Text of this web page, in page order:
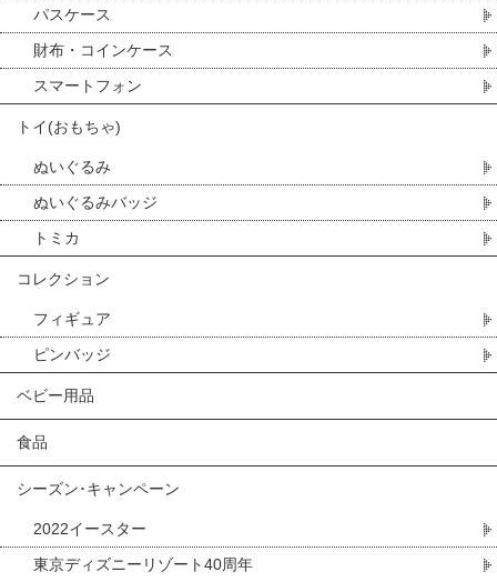
パスケース
財布・コインケース
スマートフォン
トイ(おもちゃ)
ぬいぐるみ
ぬいぐるみバッジ
トミカ
コレクション
フィギュア
ピンバッジ
ベビー用品
食品
シーズン･キャンペーン
2022イースター
東京ディズニーリゾート40周年